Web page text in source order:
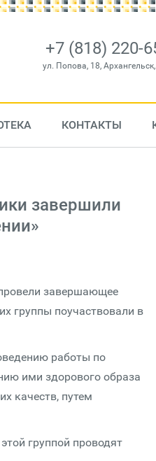
+7 (818) 220-
ул. Попова, 18,
КОНТАКТЫ
завершили
завершающее
группы поучаствовали в
работы по
ими здорового образа
качеств, путем
группой проводят